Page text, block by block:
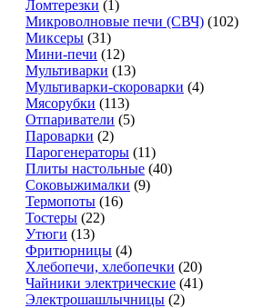
Ломтерезки (1)
Микроволновые печи (СВЧ) (102)
Миксеры (31)
Мини-печи (12)
Мультиварки (13)
Мультиварки-скороварки (4)
Мясорубки (113)
Отпариватели (5)
Пароварки (2)
Парогенераторы (11)
Плиты настольные (40)
Соковыжималки (9)
Термопоты (16)
Тостеры (22)
Утюги (13)
Фритюрницы (4)
Хлебопечи, хлебопечки (20)
Чайники электрические (41)
Электрошашлычницы (2)